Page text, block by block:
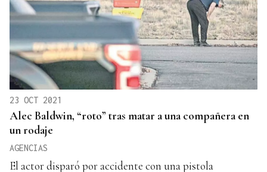
23 OCT 2021
Alec Baldwin, “roto” tras matar a una compañera en
un rodaje
AGENCIAS
El actor disparó por accidente con una pistola